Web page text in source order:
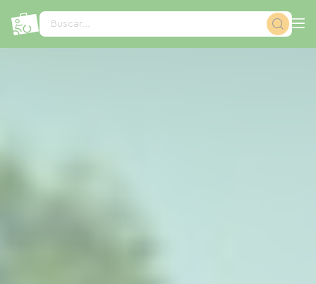
Buscar...
Panel de gestión de cookies